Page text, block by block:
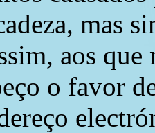
mas
aos
o favor